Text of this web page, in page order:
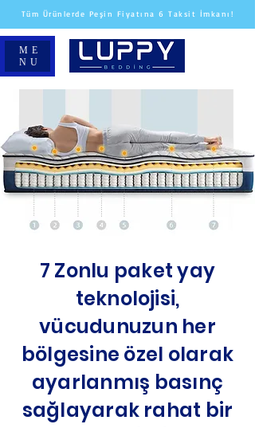
ME
NU
Tüm Ürünlerde Peşin Fiyatına 6 Taksit İmkanı!
7 Zonlu paket yay
teknolojisi,
vücudunuzun her
bölgesine özel olarak
ayarlanmış basınç
sağlayarak rahat bir